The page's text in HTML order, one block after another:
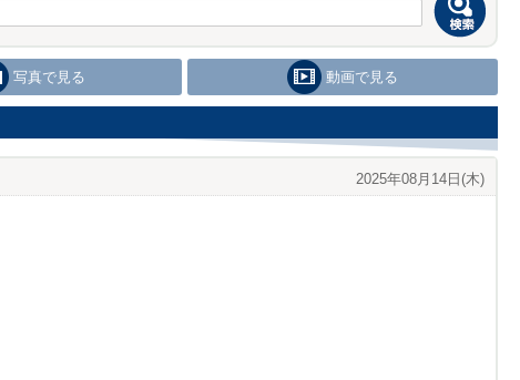
写真で見る 動画で見る
2025年08月14日(木)